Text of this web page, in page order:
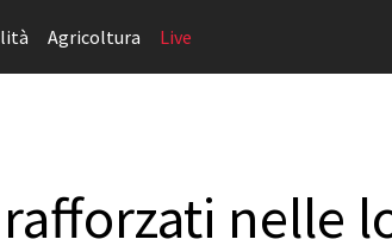
Agricoltura Live
nelle